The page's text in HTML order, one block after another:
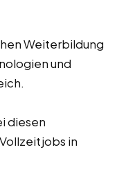
Weiterbildung
und
diesen
in